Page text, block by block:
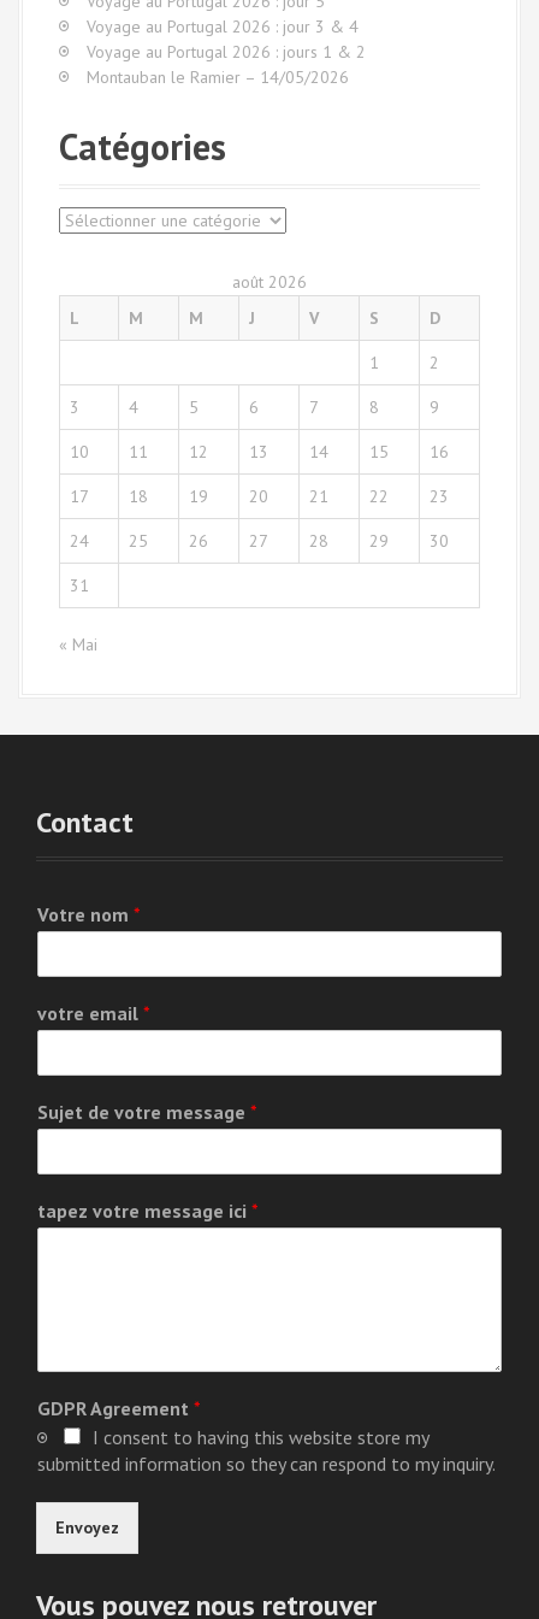
Voyage au Portugal 2026 : jour 3 & 4
Voyage au Portugal 2026 : jours 1 & 2
Montauban le Ramier – 14/05/2026
Catégories
C
é
o
août 2026
L
M M J V S D
1 2
3 4 5 6 7 8 9
10 11 12 13 14 15 16
17 18 19 20 21 22 23
24 25 26 27 28 29 30
31
« Mai
Contact
Votre nom *
votre email *
Sujet de votre message *
tapez votre message ici *
GDPR Agreement *
I consent to having this website store my
submitted information so they can respond to my inquiry.
Envoyez
Vous pouvez nous retrouver